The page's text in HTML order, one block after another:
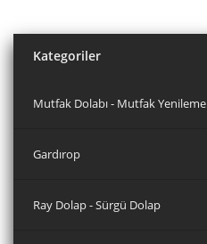
Kategoriler
Mutfak Dolabı - Mutfak Yenileme
Gardırop
Ray Dolap - Sürgü Dolap